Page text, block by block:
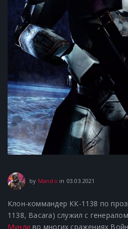
by Mando in 03.03.2021
Клон-коммандер КК-1138 по
1138, Bacara) служил с
Мунди во многих сражениях